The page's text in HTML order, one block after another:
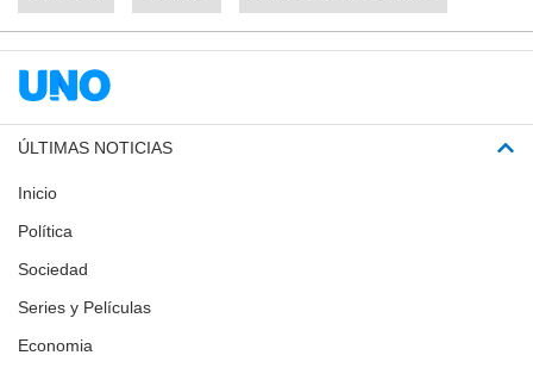
ÚLTIMAS NOTICIAS
Inicio
Política
Sociedad
Series y Películas
Economia